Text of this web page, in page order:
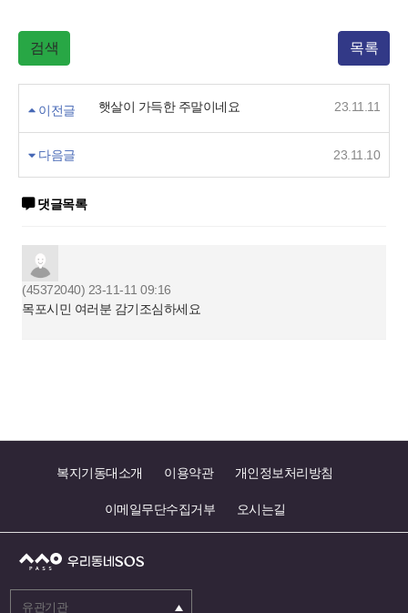
검색 목록
이전글 햇살이 가득한 주말이네요 23.11.11
다음글 23.11.10
댓글목록
(45372040) 23-11-11 09:16
목포시민 여러분 감기조심하세요
복지기동대소개 이용약관 개인정보처리방침
이메일무단수집거부 오시는길